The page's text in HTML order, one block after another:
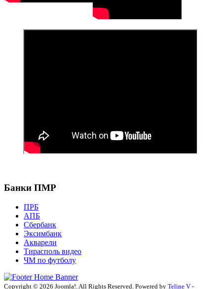
Банки ПМР
ПРБ
АПБ
Сбербанк
Эксимбанк
Акварели
Тирасполь видео
ЧМ по футболу
Copyright © 2026 Joomla!. All Rights Reserved. Powered by Teline V -